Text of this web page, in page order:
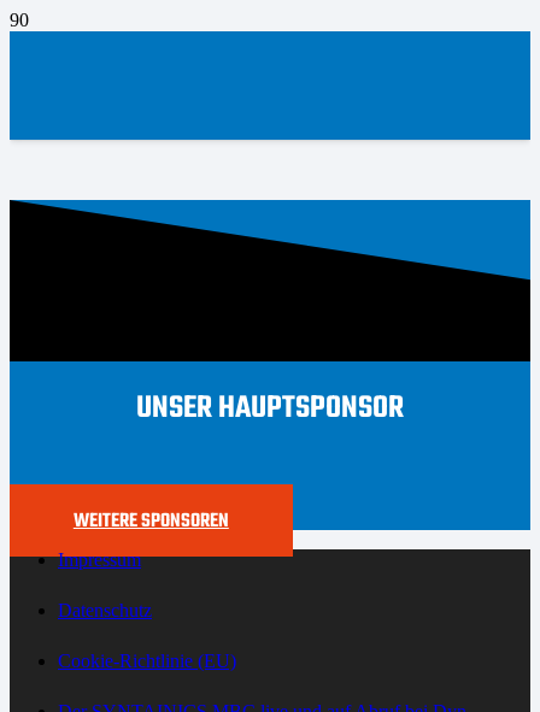
UNSER HAUPTSPONSOR
WEITERE SPONSOREN
Impressum
Datenschutz
Cookie-Richtlinie (EU)